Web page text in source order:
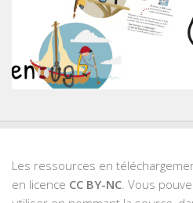
Les ressources en
en licence CC BY-NC. Vous